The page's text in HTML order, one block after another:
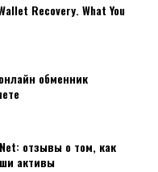
Recovery. What You
обменник
отзывы о том, как
активы